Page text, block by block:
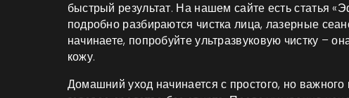
быстрый результат. На нашем сайте есть статья
подробно разбираются чистка лица, лазерные
начинаете, попробуйте ультразвуковую чистку –
кожу.
Домашний уход начинается с простого, но